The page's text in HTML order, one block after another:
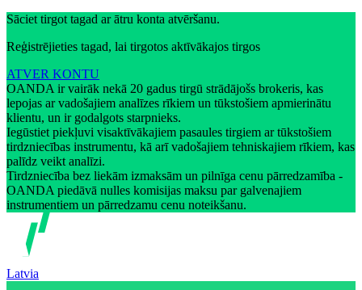
Sāciet tirgot tagad ar ātru konta atvēršanu.
Reģistrējieties tagad, lai tirgotos aktīvākajos tirgos
ATVER KONTU
OANDA ir vairāk nekā 20 gadus tirgū strādājošs brokeris, kas
lepojas ar vadošajiem analīzes rīkiem un tūkstošiem apmierinātu
klientu, un ir godalgots starpnieks.
Iegūstiet piekļuvi visaktīvākajiem pasaules tirgiem ar tūkstošiem
tirdzniecības instrumentu, kā arī vadošajiem tehniskajiem rīkiem, kas
palīdz veikt analīzi.
Tirdzniecība bez liekām izmaksām un pilnīga cenu pārredzamība -
OANDA piedāvā nulles komisijas maksu par galvenajiem
instrumentiem un pārredzamu cenu noteikšanu.
Latvia